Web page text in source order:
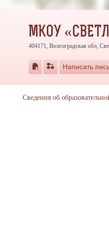
МКОУ
404171, Волгоградская обл,
Написать
Сведения об